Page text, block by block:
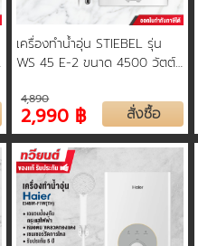
เครื่องทำน้ำอุ่น STIEBEL รุ่น
WS 45 E-2 ขนาด 4500 วัตต์
4,890
2,990 ฿ สั่งซื้อ